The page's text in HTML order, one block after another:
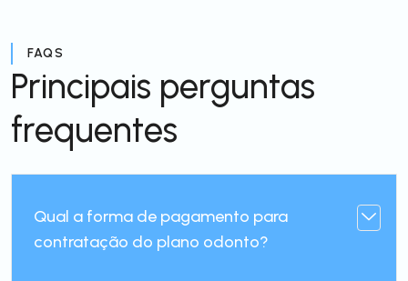
FAQS
Principais perguntas
frequentes
Qual a forma de pagamento para
contratação do plano odonto?